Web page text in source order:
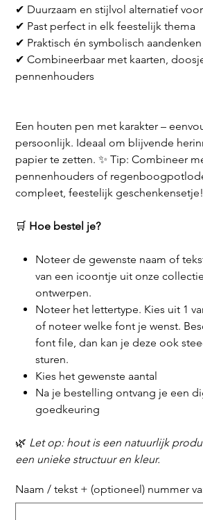
✔ Duurzaam en stijlvol alternatief
✔ Past perfect in elk feestelijk thema
✔ Praktisch én symbolisch aandenken
✔ Combineerbaar met kaarten,
pennenhouders
Een houten pen met karakter –
persoonlijk. Ideaal om blijvende
papier te zetten. ✨ Tip: Combineer
pennenhouders of
compleet, feestelijk
🛒 Hoe bestel je?
Noteer de gewenste naam of
van een icoontje uit onze
ontwerpen.
Noteer het lettertype. Kies uit 1
of noteer welke font je wenst.
font file, dan kan je deze ook
sturen.
Kies het gewenste aantal
Na je bestelling ontvang je een
goedkeuring
🌿 Let op: hout is een natuurlijk
een unieke structuur en kleur.
Naam / tekst + (optioneel) nummer